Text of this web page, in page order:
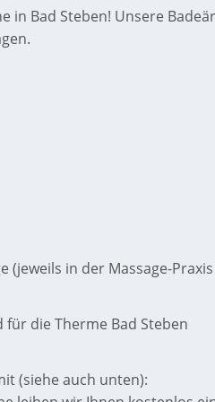
in Bad Steben! Unsere
(jeweils in der Massage-
für die Therme Bad Steben
(siehe auch unten):